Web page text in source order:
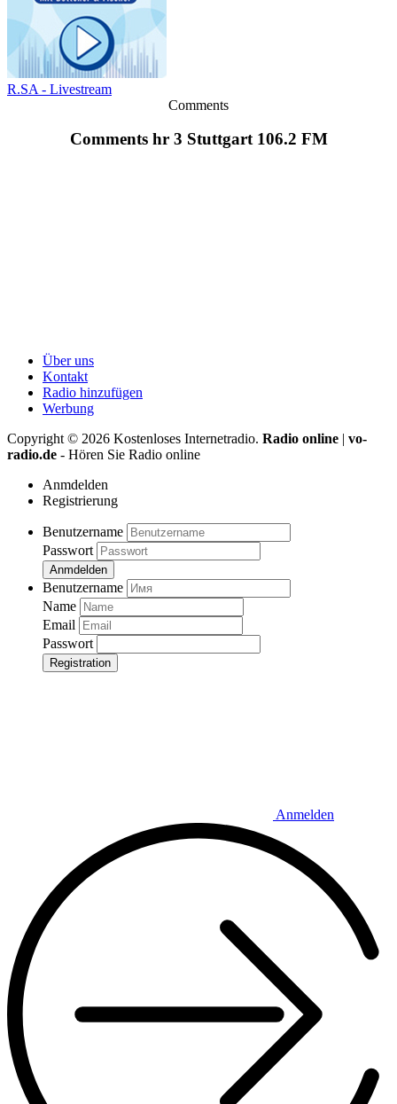
R.SA - Livestream
Comments
Comments hr 3 Stuttgart 106.2 FM
Über uns
Kontakt
Radio hinzufügen
Werbung
Copyright © 2026 Kostenloses Internetradio. Radio online | vo-
radio.de - Hören Sie Radio online
Anmdelden
Registrierung
Benutzername
Passwort
Anmdelden
Benutzername
Name
Email
Passwort
Registration
Anmelden